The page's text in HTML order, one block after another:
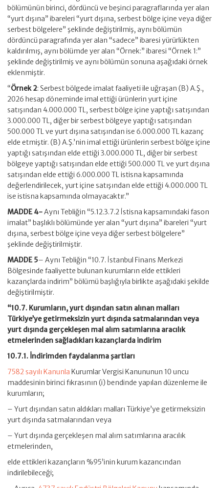
bölümünün birinci, dördüncü ve beşinci paragraflarında yer alan
“yurt dışına” ibareleri “yurt dışına, serbest bölge içine veya diğer
serbest bölgelere” şeklinde değiştirilmiş, aynı bölümün
dördüncü paragrafında yer alan “sadece” ibaresi yürürlükten
kaldırılmış, aynı bölümde yer alan “Örnek:” ibaresi “Örnek 1:”
şeklinde değiştirilmiş ve aynı bölümün sonuna aşağıdaki örnek
eklenmiştir.
“Örnek 2: Serbest bölgede imalat faaliyeti ile uğraşan (B) A.Ş.,
2026 hesap döneminde imal ettiği ürünlerin yurt içine
satışından 4.000.000 TL, serbest bölge içine yaptığı satışından
3.000.000 TL, diğer bir serbest bölgeye yaptığı satışından
500.000 TL ve yurt dışına satışından ise 6.000.000 TL kazanç
elde etmiştir. (B) A.Ş.’nin imal ettiği ürünlerin serbest bölge içine
yaptığı satışından elde ettiği 3.000.000 TL, diğer bir serbest
bölgeye yaptığı satışından elde ettiği 500.000 TL ve yurt dışına
satışından elde ettiği 6.000.000 TL istisna kapsamında
değerlendirilecek, yurt içine satışından elde ettiği 4.000.000 TL
ise istisna kapsamında olmayacaktır.”
MADDE 4-Aynı Tebliğin “5.12.3.7.2 İstisna kapsamındaki fason
imalat” başlıklı bölümünde yer alan “yurt dışına” ibareleri “yurt
dışına, serbest bölge içine veya diğer serbest bölgelere”
şeklinde değiştirilmiştir.
MADDE 5– Aynı Tebliğin “10.7. İstanbul Finans Merkezi
Bölgesinde faaliyette bulunan kurumların elde ettikleri
kazançlarda indirim” bölümü başlığıyla birlikte aşağıdaki şekilde
değiştirilmiştir.
“10.7. Kurumların, yurt dışından satın alınan malları
Türkiye’ye getirmeksizin yurt dışında satmalarından veya
yurt dışında gerçekleşen mal alım satımlarına aracılık
etmelerinden sağladıkları kazançlarda indirim
10.7.1. İndirimden faydalanma şartları
7582 sayılı Kanunla Kurumlar Vergisi Kanununun 10 uncu
maddesinin birinci fıkrasının (i) bendinde yapılan düzenleme ile
kurumların;
– Yurt dışından satın aldıkları malları Türkiye’ye getirmeksizin
yurt dışında satmalarından veya
– Yurt dışında gerçekleşen mal alım satımlarına aracılık
etmelerinden,
elde ettikleri kazançların %95’inin kurum kazancından
indirilebileceği;